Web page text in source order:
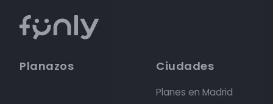
Planazos Ciudades
Planes en Madrid